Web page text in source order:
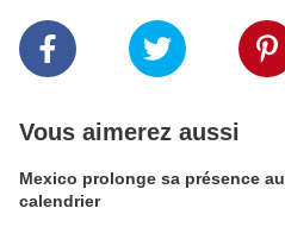
Vous aimerez aussi
Mexico prolonge sa présence au
calendrier